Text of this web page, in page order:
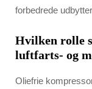
forbedrede
Hvilken rolle
luftfarts- og
Oliefrie